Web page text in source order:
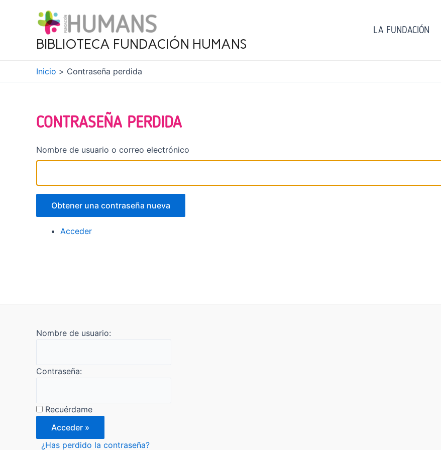
BIBLIOTECA FUNDACIÓN HUMANS
LA FUNDACIÓN
Inicio Contraseña perdida
CONTRASEÑA PERDIDA
Nombre de usuario o correo electrónico
Obtener una contraseña nueva
Acceder
Nombre de usuario:
Contraseña:
Recuérdame
¿Has perdido la contraseña?